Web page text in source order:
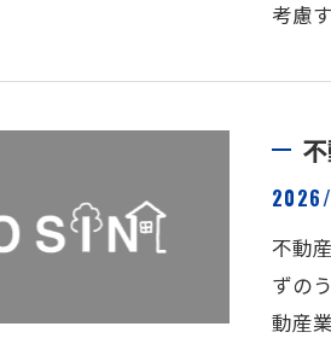
考慮
不動
ずの
動産